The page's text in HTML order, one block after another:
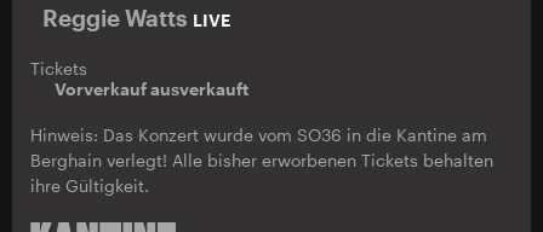
Reggie Watts LIVE
Tickets
Vorverkauf ausverkauft
Hinweis: Das Konzert wurde vom SO36 in die Kantine am
Berghain verlegt! Alle bisher erworbenen Tickets behalten
ihre Gültigkeit.